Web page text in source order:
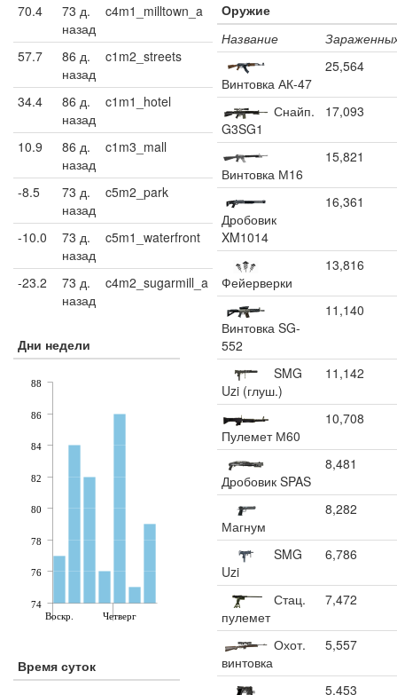
70.4
73 д.
назад
c4m1_milltown_a
57.7
86 д.
назад
c1m2_streets
34.4
86 д.
назад
c1m1_hotel
10.9
86 д.
назад
c1m3_mall
-8.5
73 д.
назад
c5m2_park
-10.0
73 д.
назад
c5m1_waterfront
-23.2
73 д.
назад
c4m2_sugarmill_a
Дни недели
Воскр. Четверг
74
76
78
80
82
84
86
88
Время суток
Оружие
Название
Винтовка АК-47
25,564
Снайп.
G3SG1
17,093
Винтовка М16
15,821
Дробовик
XM1014
16,361
Фейерверки
13,816
Винтовка SG-
552
11,140
SMG
Uzi (глуш.)
11,142
Пулемет М60
10,708
Дробовик SPAS
8,481
Магнум
8,282
SMG
Uzi
6,786
Стац.
пулемет
7,472
Охот.
винтовка
5,557
5,453